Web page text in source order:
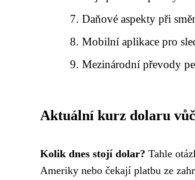
Daňové aspekty při
Mobilní aplikace pro
Mezinárodní převody
Aktuální kurz dolaru
Kolik dnes stojí dolar? Tahle
Ameriky nebo čekají platbu ze